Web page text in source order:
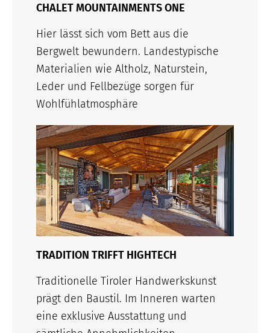
CHALET MOUNTAINMENTS ONE
Hier lässt sich vom Bett aus die
Bergwelt bewundern. Landestypische
Materialien wie Altholz, Naturstein,
Leder und Fellbezüge sorgen für
Wohlfühlatmosphäre
TRADITION TRIFFT HIGHTECH
Traditionelle Tiroler Handwerkskunst
prägt den Baustil. Im Inneren warten
eine exklusive Ausstattung und